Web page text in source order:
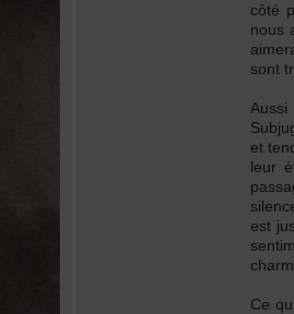
côté
nous
sont
et
leur
est
Ce